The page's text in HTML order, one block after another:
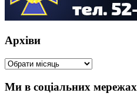
Архіви
Архіви
Ми в соціальних мережах